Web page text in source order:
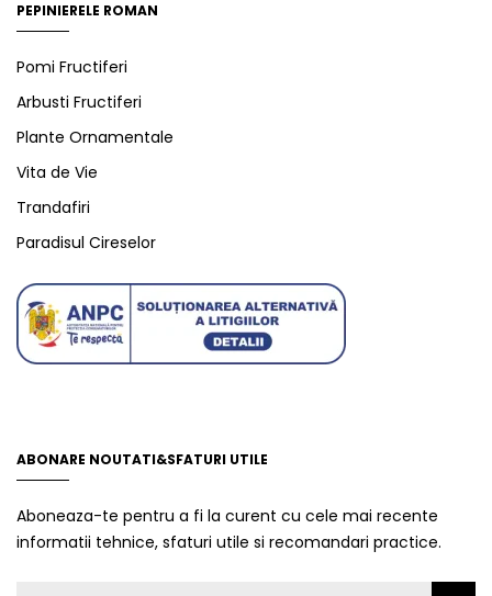
PEPINIERELE ROMAN
Pomi Fructiferi
Arbusti Fructiferi
Plante Ornamentale
Vita de Vie
Trandafiri
Paradisul Cireselor
ABONARE NOUTATI&SFATURI UTILE
Aboneaza-te pentru a fi la curent cu cele mai recente
informatii tehnice, sfaturi utile si recomandari practice.